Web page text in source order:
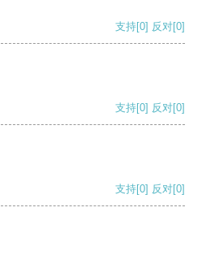
支持[0] 反对[0]
支持[0] 反对[0]
支持[0] 反对[0]